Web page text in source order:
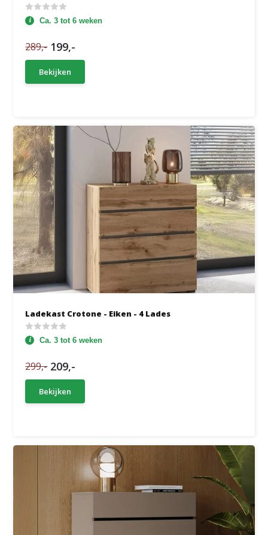
Ca. 3 tot 6 weken
289,- 199,-
Bekijken
Ladekast Crotone - Eiken - 4 Lades
Ca. 3 tot 6 weken
299,- 209,-
Bekijken